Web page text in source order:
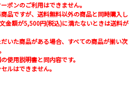
ポンのご利用はできません。
品ですが、送料無料以外の商品と同時購入し
金額が5,500円(税込)に満たないときは送料が
いた商品がある場合、すべての商品が揃い次
使用説明書と同内容です。
ルはできません。